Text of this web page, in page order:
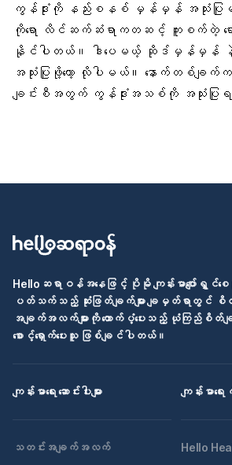
ကွန်ဒုံးကို နည်းစနစ် မှန်မှန် အသုံးပြုမ
ကိုရော လိင်ဆက်ဆံရာကတဆင့် ကူးစက်တဲ့ ရော
နိုင်ပါတယ်။ ဒါပေမယ့် ဆိုဒ်မှန်မှန်
အသုံးပြုဖို့တော့ လိုပါမယ်။ နောက်တစ်ချ
ချင်းစီအတွက် ကွန်ဒုံးအသစ်ကို အသုံးပြုရ
Helloဆရာဝန်အနေဖြင့် ပိုမို ကျန်းမာပျော်ရွှင်စ
ပတ်သက်သည့် ဆုံးဖြတ်ချက်များ ချမှတ်ရာတွင် စိတ်ချ
အချက်အလက်များကို ထောက်ပံ့ပေးသည့် ယုံကြည်စိတ်ချရသ
စောင့်ရှောက်ပေးသူ ဖြစ်ချင်ပါတယ်။
ကျန်းမာရေး ဆောင်းပါးများ ကျန်းမာရေး
သတင်းအချက်အလက်
Hello